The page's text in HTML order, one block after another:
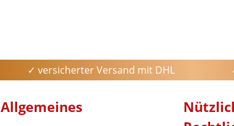
✓ versicherter Versand mit DHL
Allgemeines